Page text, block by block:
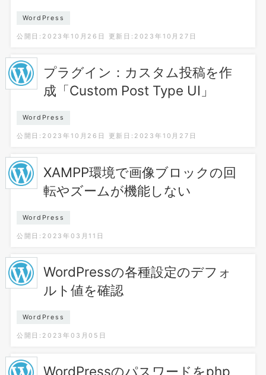
WordPress
公開日:2023年10月26日 更新日:2023年10月27日
プラグイン：カスタム投稿を作
成「Custom Post Type UI」
WordPress
公開日:2023年10月26日 更新日:2023年10月27日
XAMPP環境で画像ブロックの回
転やズームが機能しない
WordPress
公開日:2023年03月11日
WordPressの各種設定のデフォ
ルト値を確認
WordPress
公開日:2023年03月05日
WordPressのパスワードをphp